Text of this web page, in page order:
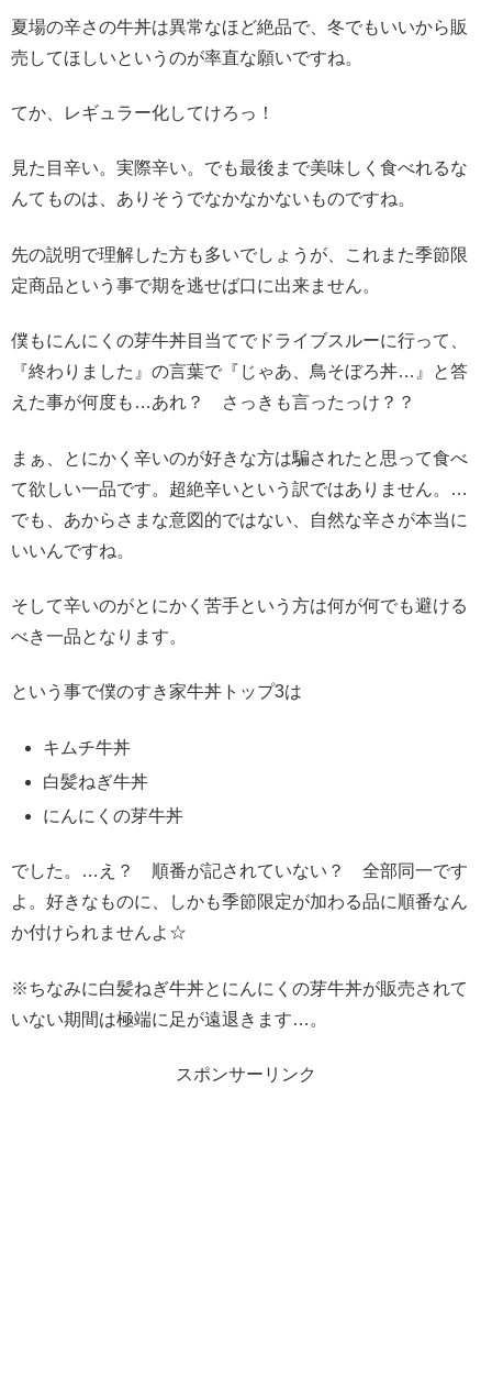
夏場の辛さの牛丼は異常なほど絶品で、冬でもいいから販
売してほしいというのが率直な願いですね。
てか、レギュラー化してけろっ！
見た目辛い。実際辛い。でも最後まで美味しく食べれるな
んてものは、ありそうでなかなかないものですね。
先の説明で理解した方も多いでしょうが、これまた季節限
定商品という事で期を逃せば口に出来ません。
僕もにんにくの芽牛丼目当てでドライブスルーに行って、
『終わりました』の言葉で『じゃあ、鳥そぼろ丼…』と答
えた事が何度も…あれ？ さっきも言ったっけ？？
まぁ、とにかく辛いのが好きな方は騙されたと思って食べ
て欲しい一品です。超絶辛いという訳ではありません。…
でも、あからさまな意図的ではない、自然な辛さが本当に
いいんですね。
そして辛いのがとにかく苦手という方は何が何でも避ける
べき一品となります。
という事で僕のすき家牛丼トップ3は
キムチ牛丼
白髪ねぎ牛丼
にんにくの芽牛丼
でした。…え？ 順番が記されていない？ 全部同一です
よ。好きなものに、しかも季節限定が加わる品に順番なん
か付けられませんよ☆
※ちなみに白髪ねぎ牛丼とにんにくの芽牛丼が販売されて
いない期間は極端に足が遠退きます…。
スポンサーリンク